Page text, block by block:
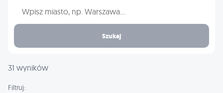
Szukaj
31 wyników
Filtruj: